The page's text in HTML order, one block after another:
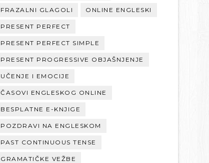
FRAZALNI GLAGOLI ONLINE ENGLESKI
PRESENT PERFECT
PRESENT PERFECT SIMPLE
PRESENT PROGRESSIVE OBJAŠNJENJE
UČENJE I EMOCIJE
ČASOVI ENGLESKOG ONLINE
BESPLATNE E-KNJIGE
POZDRAVI NA ENGLESKOM
PAST CONTINUOUS TENSE
GRAMATIČKE VEŽBE